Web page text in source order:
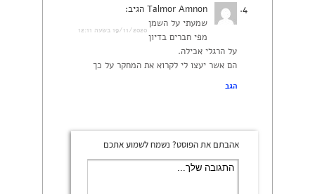
Talmor Amnon הגיב:
19/11/2020 בשעה 12:11
שמעתי על השמן
מפי חברים בדיון
על הרגלי אכילה.
הם אשר יעצו לי לקרוא את המחקר על כך
הגב
אהבתם את הפוסט? נשמח לשמוע אתכם